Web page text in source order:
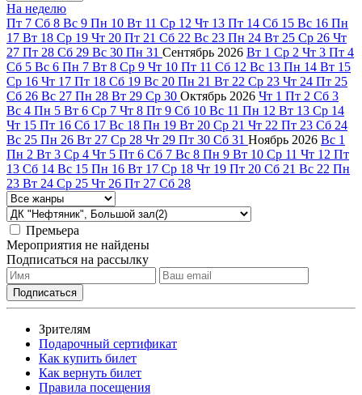
На неделю
Пт 7 Сб 8 Вс 9 Пн 10 Вт 11 Ср 12 Чт 13 Пт 14 Сб 15 Вс 16 Пн
17 Вт 18 Ср 19 Чт 20 Пт 21 Сб 22 Вс 23 Пн 24 Вт 25 Ср 26 Чт
27 Пт 28 Сб 29 Вс 30 Пн 31 Сентябрь 2026 Вт 1 Ср 2 Чт 3 Пт 4
Сб 5 Вс 6 Пн 7 Вт 8 Ср 9 Чт 10 Пт 11 Сб 12 Вс 13 Пн 14 Вт 15
Ср 16 Чт 17 Пт 18 Сб 19 Вс 20 Пн 21 Вт 22 Ср 23 Чт 24 Пт 25
Сб 26 Вс 27 Пн 28 Вт 29 Ср 30 Октябрь 2026 Чт 1 Пт 2 Сб 3
Вс 4 Пн 5 Вт 6 Ср 7 Чт 8 Пт 9 Сб 10 Вс 11 Пн 12 Вт 13 Ср 14
Чт 15 Пт 16 Сб 17 Вс 18 Пн 19 Вт 20 Ср 21 Чт 22 Пт 23 Сб 24
Вс 25 Пн 26 Вт 27 Ср 28 Чт 29 Пт 30 Сб 31 Ноябрь 2026 Вс 1
Пн 2 Вт 3 Ср 4 Чт 5 Пт 6 Сб 7 Вс 8 Пн 9 Вт 10 Ср 11 Чт 12 Пт
13 Сб 14 Вс 15 Пн 16 Вт 17 Ср 18 Чт 19 Пт 20 Сб 21 Вс 22 Пн
23 Вт 24 Ср 25 Чт 26 Пт 27 Сб 28
Премьера
Мероприятия не найдены
Подписаться на рассылку
Зрителям
Подарочный сертификат
Как купить билет
Как вернуть билет
Правила посещения